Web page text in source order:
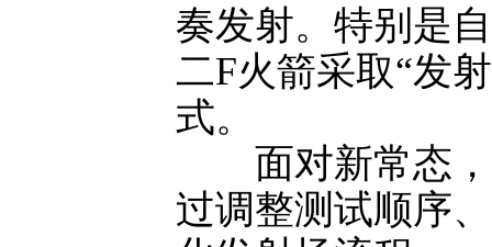
奏发射。特别是
二F火箭采取“发
式。
面对新常态，
过调整测试顺序